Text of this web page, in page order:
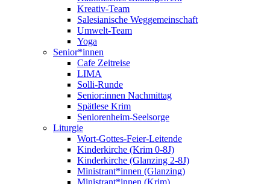
Kreativ-Team
Salesianische Weggemeinschaft
Umwelt-Team
Yoga
Senior*innen
Cafe Zeitreise
LIMA
Solli-Runde
Senior:innen Nachmittag
Spätlese Krim
Seniorenheim-Seelsorge
Liturgie
Wort-Gottes-Feier-Leitende
Kinderkirche (Krim 0-8J)
Kinderkirche (Glanzing 2-8J)
Ministrant*innen (Glanzing)
Ministrant*innen (Krim)